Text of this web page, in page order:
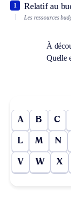
Relatif au
1
Les ressources
À
Quelle
A B C
L M N
V W X